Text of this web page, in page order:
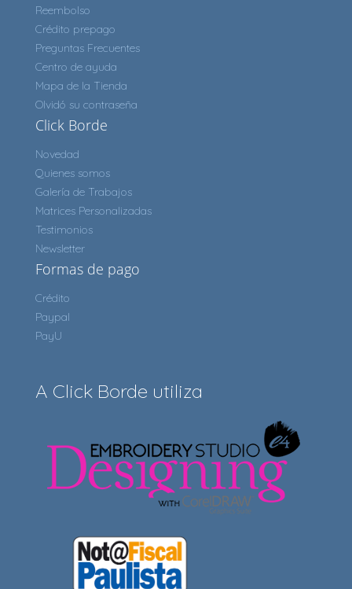
Reembolso
Crédito prepago
Preguntas Frecuentes
Centro de ayuda
Mapa de la Tienda
Olvidó su contraseña
Click Borde
Novedad
Quienes somos
Galería de Trabajos
Matrices Personalizadas
Testimonios
Newsletter
Formas de pago
Crédito
Paypal
PayU
A Click Borde utiliza